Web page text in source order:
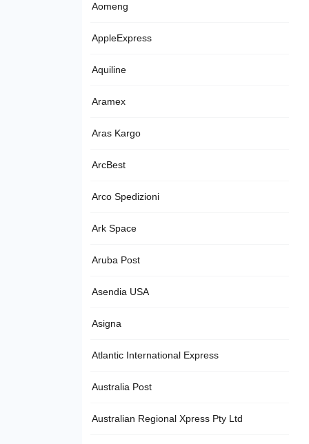
Aomeng
AppleExpress
Aquiline
Aramex
Aras Kargo
ArcBest
Arco Spedizioni
Ark Space
Aruba Post
Asendia USA
Asigna
Atlantic International Express
Australia Post
Australian Regional Xpress Pty Ltd